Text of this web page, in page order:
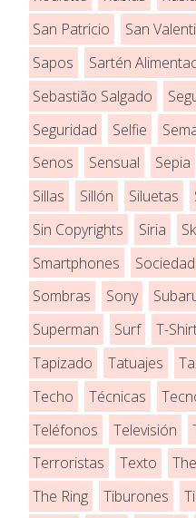
San Patricio
San
Sapos
Sartén
Sebastião Salgado
Seguridad
Selfie
Senos
Sensual Sepia
Sillas
Sillón Siluetas
Sin Copyrights
Siria
Smartphones
Sociedad
Sombras
Sony
Superman
Surf T-
Tapizado
Tatuajes
Techo
Técnicas
Teléfonos
Televisión
Terroristas
Texto
The Ring
Tiburones